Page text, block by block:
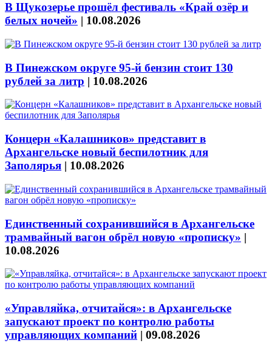
В Щукозерье прошёл фестиваль «Край озёр и
белых ночей» | 10.08.2026
В Пинежском округе 95-й бензин стоит 130
рублей за литр | 10.08.2026
Концерн «Калашников» представит в
Архангельске новый беспилотник для
Заполярья | 10.08.2026
Единственный сохранившийся в Архангельске
трамвайный вагон обрёл новую «прописку» |
10.08.2026
«Управляйка, отчитайся»: в Архангельске
запускают проект по контролю работы
управляющих компаний | 09.08.2026